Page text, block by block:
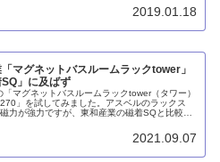
グネット ヘルメット収納フックです。2019.01.18
マグネットバスルームラックtower」
」に及ばず
「マグネットバスルームラックtower（タワー）
」を試してみました。アスベルのラックス
力が強力ですが、東和産業の磁着SQと比較す
てもズリ落ちませんし、デザインがスタイリッ
ックとホワイトの2色があるのは良いです。
2021.09.07